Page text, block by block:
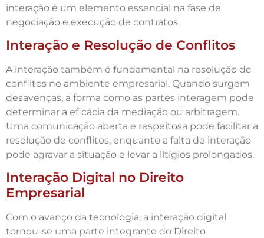
interação é um elemento essencial na fase de
negociação e execução de contratos.
Interação e Resolução de Conflitos
A interação também é fundamental na resolução de
conflitos no ambiente empresarial. Quando surgem
desavenças, a forma como as partes interagem pode
determinar a eficácia da mediação ou arbitragem.
Uma comunicação aberta e respeitosa pode facilitar a
resolução de conflitos, enquanto a falta de interação
pode agravar a situação e levar a litígios prolongados.
Interação Digital no Direito
Empresarial
Com o avanço da tecnologia, a interação digital
tornou-se uma parte integrante do Direito